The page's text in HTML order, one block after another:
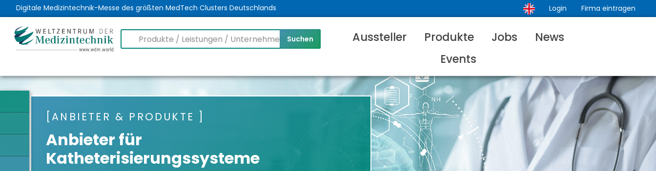
Digitale Medizintechnik-Messe des größten MedTech Clusters Deutschlands Login Firma eintragen
Aussteller Produkte Jobs
News
Events
ANBIETER & PRODUKTE
Anbieter für
Katheterisierungssysteme